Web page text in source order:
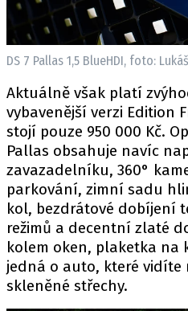
DS 7 Pallas 1,5 BlueHDI, foto:
Aktuálně však platí
vybavenější verzi Edition
stojí pouze 950 000 Kč.
Pallas obsahuje navíc
zavazadelníku, 360°
parkování, zimní sadu
kol, bezdrátové dobíjení
režimů a decentní zlaté
kolem oken, plaketka na
jedná o auto, které vidíte
skleněné střechy.